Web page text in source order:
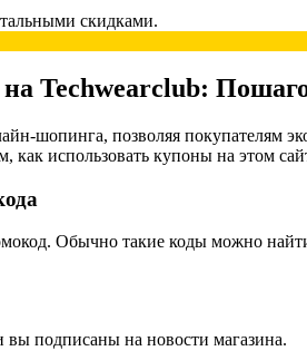
скидками.
Techwearclub:
шопинга, позволяя покупателям
как использовать купоны на этом
Обычно такие коды можно
вы подписаны на новости магазина.